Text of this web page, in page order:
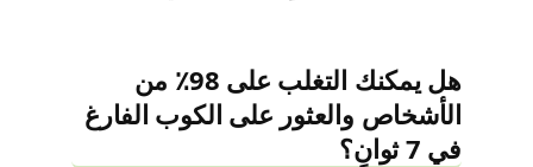
هل يمكنك التغلب على 98٪ من
الأشخاص والعثور على الكوب الفارغ
في 7 ثوانٍ؟